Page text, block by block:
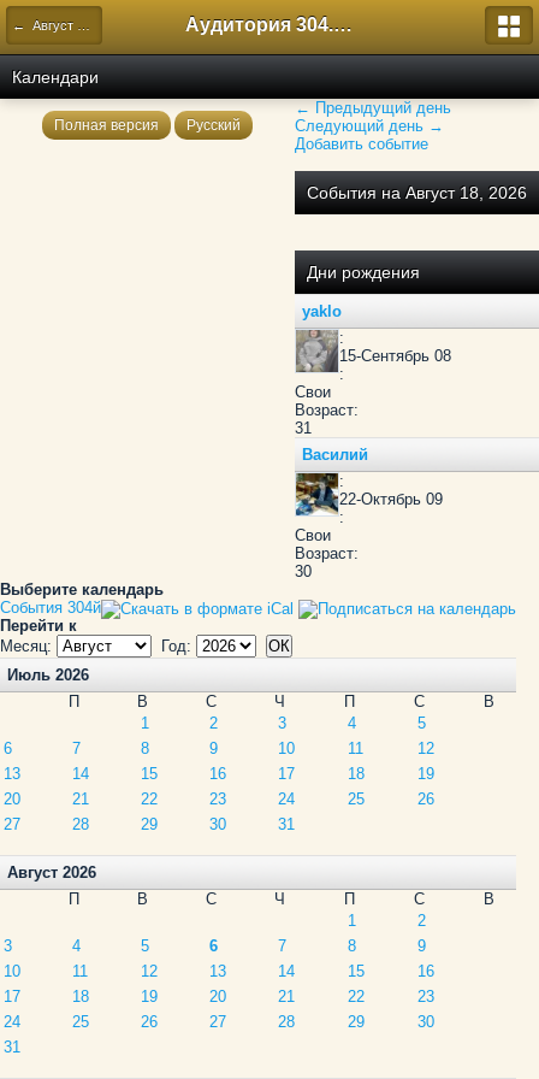
← Август 2026 Аудитория 304. История России
Календари
← Предыдущий день
Следующий день →
Добавить событие
События на Август 18, 2026
Дни рождения
yaklo
:
15-Сентябрь 08
:
Свои
Возраст:
31
Василий
:
22-Октябрь 09
:
Свои
Возраст:
30
Выберите календарь
События 304й
Перейти к
Месяц:
Год:
Июль 2026
П
В С Ч П С
В
1
2 3 4
5
6
7 8 9 10 11
12
13
14 15 16 17 18
19
20
21 22 23 24 25
26
27
28 29 30 31
Август 2026
П
В С Ч П С
В
1
2
3
4 5 6 7 8
9
10
11 12 13 14 15
16
17
18 19 20 21 22
23
24
25 26 27 28 29
30
31
Полная версия Русский